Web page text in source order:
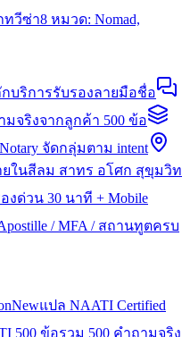
ทวีซ่า8 หมวด: Nomad,
บริการรับรองลายมือชื่อ
มจริงจากลูกค้า 500 ข้อ
จัดกลุ่มตาม intent
ในสีลม สาทร อโศก สุขุมวิท
งด่วน 30 นาที + Mobile
/ MFA / สถานทูตครบ
Newแปล NAATI Certified
500 ข้อรวม 500 คำถามจริง